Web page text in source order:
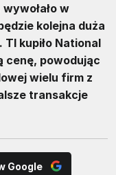
w
kolejna duża
kupiło National
cenę, powodując
wielu firm z
transakcje
Google